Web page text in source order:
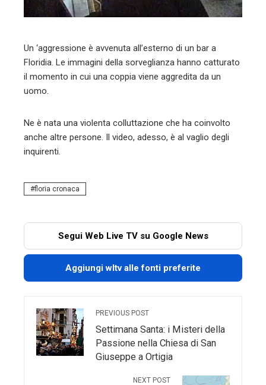
Un ‘aggressione è avvenuta all’esterno di un bar a
Floridia. Le immagini della sorveglianza hanno catturato
il momento in cui una coppia viene aggredita da un
uomo.
Ne è nata una violenta colluttazione che ha coinvolto
anche altre persone. Il video, adesso, è al vaglio degli
inquirenti.
floria cronaca
Segui Web Live TV su Google News
Aggiungi wltv alle fonti preferite
PREVIOUS POST
Settimana Santa: i Misteri della
Passione nella Chiesa di San
Giuseppe a Ortigia
NEXT POST